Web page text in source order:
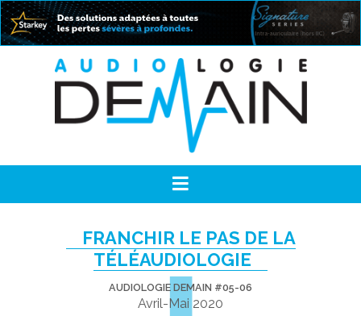
FRANCHIR LE PAS DE LA
TÉLÉAUDIOLOGIE
AUDIOLOGIE DEMAIN #05-06
Avril-Mai 2020